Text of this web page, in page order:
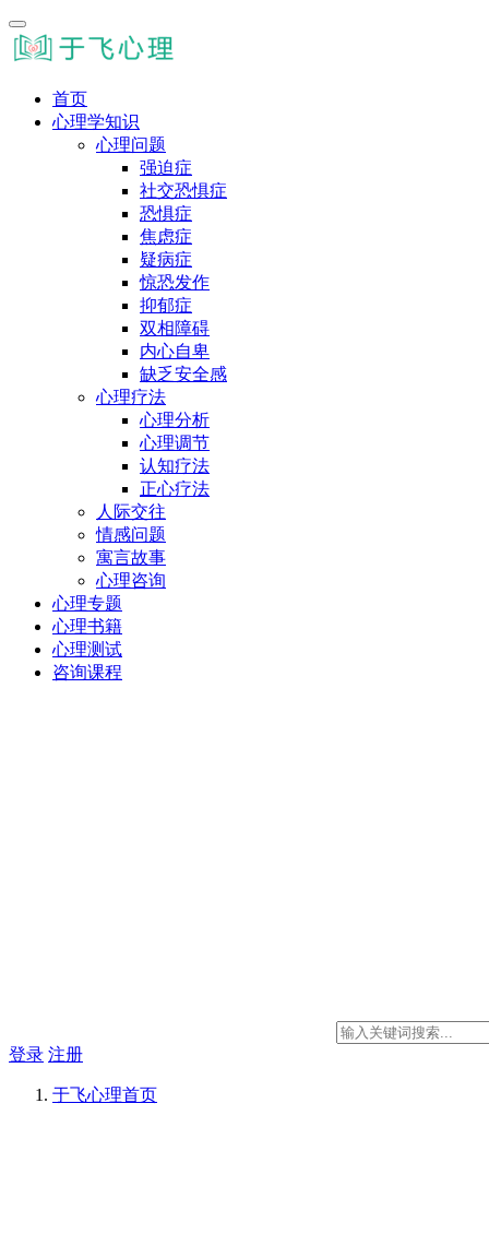
首页
心理学知识
心理问题
强迫症
社交恐惧症
恐惧症
焦虑症
疑病症
惊恐发作
抑郁症
双相障碍
内心自卑
缺乏安全感
心理疗法
心理分析
心理调节
认知疗法
正心疗法
人际交往
情感问题
寓言故事
心理咨询
心理专题
心理书籍
心理测试
咨询课程
登录 注册
于飞心理首页